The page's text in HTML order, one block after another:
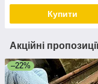
Купити
Акційні
–22%